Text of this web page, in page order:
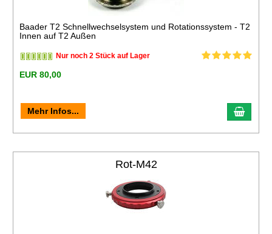
Baader T2 Schnellwechselsystem und Rotationssystem - T2
Innen auf T2 Außen
Nur noch 2 Stück auf Lager
EUR 80,00
Mehr Infos...
Rot-M42